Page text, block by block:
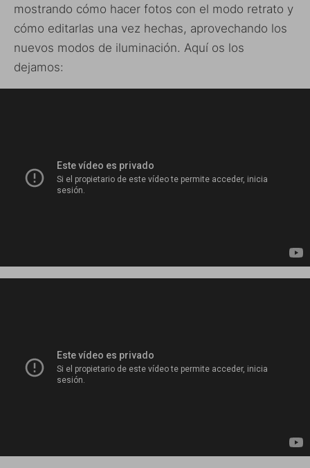
mostrando cómo hacer fotos con el modo retrato y
cómo editarlas una vez hechas, aprovechando los
nuevos modos de iluminación. Aquí os los
dejamos: